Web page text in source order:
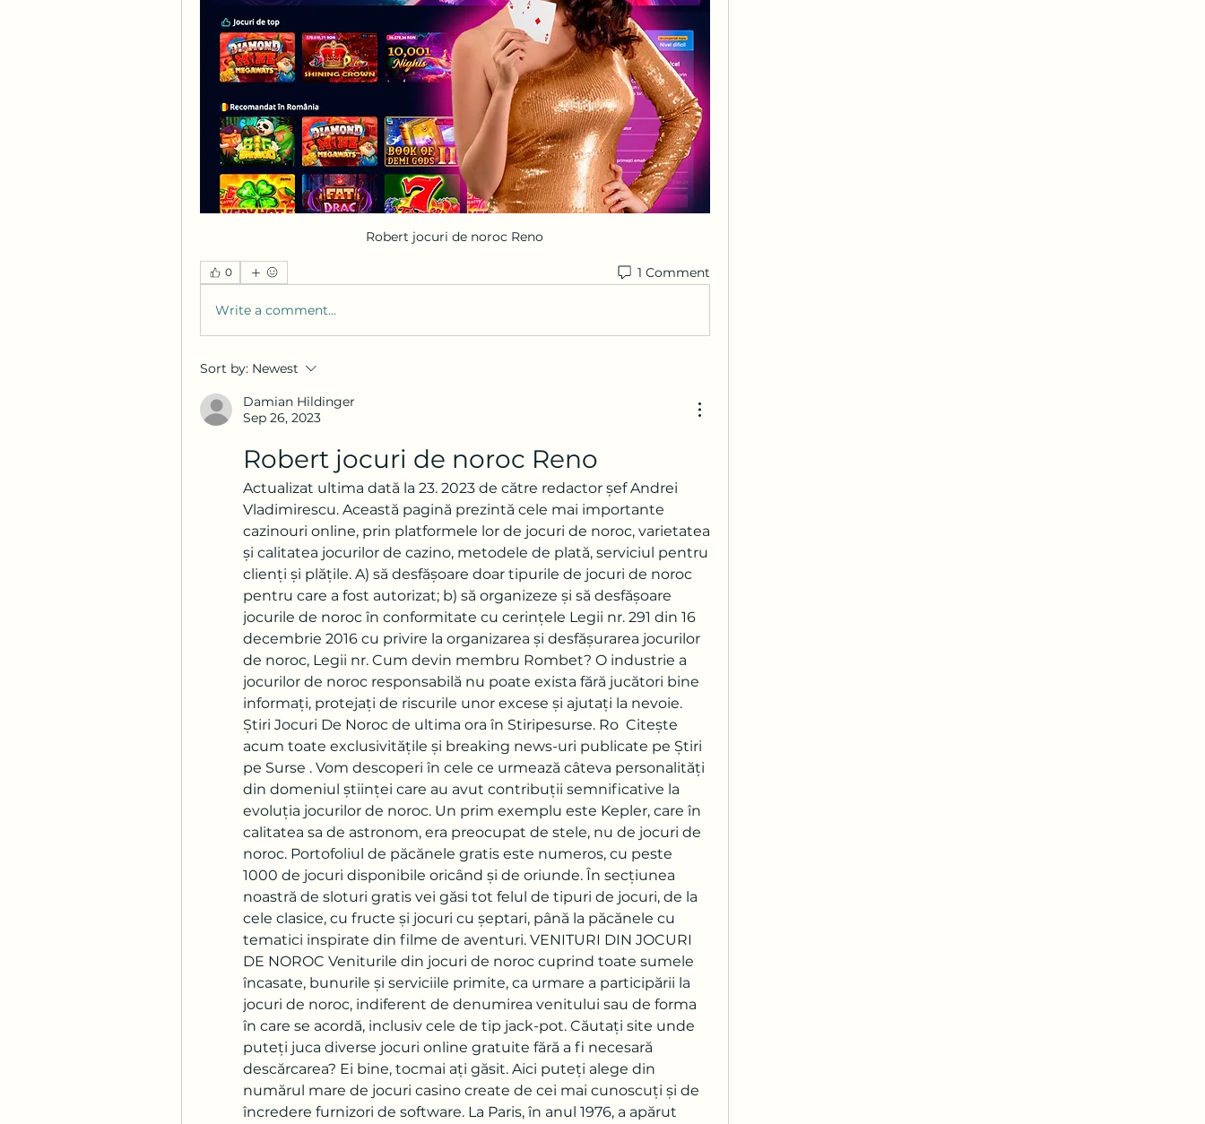
Robert jocuri de noroc Reno
0 1 Comment
Write a comment...
Sort by: Newest
Damian Hildinger
Sep 26, 2023
Robert jocuri de noroc Reno
Actualizat ultima dată la 23. 2023 de către redactor șef Andrei
Vladimirescu. Această pagină prezintă cele mai importante
cazinouri online, prin platformele lor de jocuri de noroc, varietatea
și calitatea jocurilor de cazino, metodele de plată, serviciul pentru
clienți și plățile. A) să desfășoare doar tipurile de jocuri de noroc
pentru care a fost autorizat; b) să organizeze și să desfășoare
jocurile de noroc în conformitate cu cerințele Legii nr. 291 din 16
decembrie 2016 cu privire la organizarea și desfășurarea jocurilor
de noroc, Legii nr. Cum devin membru Rombet? O industrie a
jocurilor de noroc responsabilă nu poate exista fără jucători bine
informați, protejați de riscurile unor excese și ajutați la nevoie.
Știri Jocuri De Noroc de ultima ora în Stiripesurse. Ro  Citește
acum toate exclusivitățile și breaking news-uri publicate pe Știri
pe Surse ️. Vom descoperi în cele ce urmează câteva personalități
din domeniul științei care au avut contribuții semnificative la
evoluția jocurilor de noroc. Un prim exemplu este Kepler, care în
calitatea sa de astronom, era preocupat de stele, nu de jocuri de
noroc. Portofoliul de păcănele gratis este numeros, cu peste
1000 de jocuri disponibile oricând și de oriunde. În secțiunea
noastră de sloturi gratis vei găsi tot felul de tipuri de jocuri, de la
cele clasice, cu fructe și jocuri cu șeptari, până la păcănele cu
tematici inspirate din filme de aventuri. VENITURI DIN JOCURI
DE NOROC Veniturile din jocuri de noroc cuprind toate sumele
încasate, bunurile și serviciile primite, ca urmare a participării la
jocuri de noroc, indiferent de denumirea venitului sau de forma
în care se acordă, inclusiv cele de tip jack-pot. Căutați site unde
puteți juca diverse jocuri online gratuite fără a fi necesară
descărcarea? Ei bine, tocmai ați găsit. Aici puteți alege din
numărul mare de jocuri casino create de cei mai cunoscuți și de
încredere furnizori de software. La Paris, în anul 1976, a apărut